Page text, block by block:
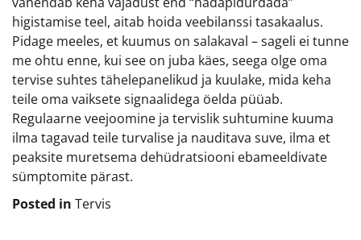
higistamise teel, aitab hoida veebilanssi tasakaalus.
Pidage meeles, et kuumus on salakaval – sageli ei tunne
me ohtu enne, kui see on juba käes, seega olge oma
tervise suhtes tähelepanelikud ja kuulake, mida keha
teile oma vaiksete signaalidega öelda püüab.
Regulaarne veejoomine ja tervislik suhtumine kuuma
ilma tagavad teile turvalise ja nauditava suve, ilma et
peaksite muretsema dehüdratsiooni ebameeldivate
sümptomite pärast.
Posted in Tervis